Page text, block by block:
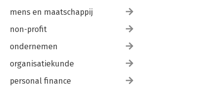
mens en maatschappij
non-profit
ondernemen
organisatiekunde
personal finance